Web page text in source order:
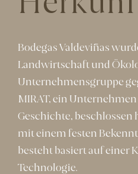
Bodegas Valdeviñas
Landwirtschaft und
Unternehmensgruppe
MIRAT, ein
Geschichte, beschlossen
mit einem festen
besteht basiert auf einer
Technologie.